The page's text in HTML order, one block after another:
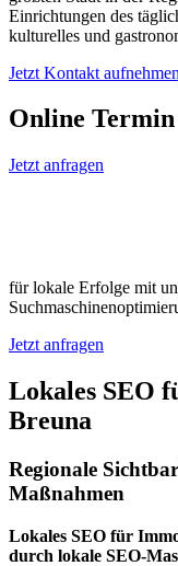
Einrichtungen des
kulturelles und
Jetzt Kontakt aufnehmen
Online
Jetzt anfragen
für lokale Erfolge mit
Jetzt anfragen
Lokales SEO
Breuna
Regionale
Maßnahmen
Lokales SEO für
durch lokale SEO-